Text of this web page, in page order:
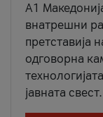
A1
внатрешни
претставија
одговорна
јавната